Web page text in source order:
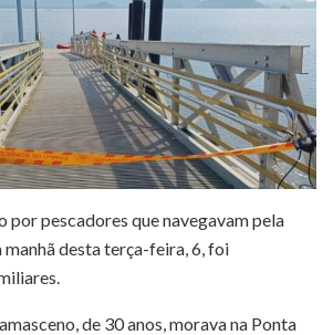
por pescadores que navegavam pela
manhã desta terça-feira, 6, foi
de 30 anos, morava na Ponta